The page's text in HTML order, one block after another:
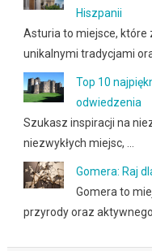
Hiszpanii
Asturia to miejsce, które
unikalnymi tradycjami
Top 10
odwiedzenia
Szukasz inspiracji na
niezwykłych miejsc, …
Gomera: Raj
Gomera to
przyrody oraz